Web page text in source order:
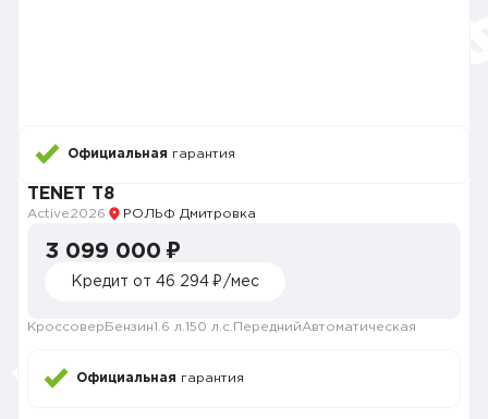
Официальная гарантия
TENET T8
Active2026 РОЛЬФ Дмитровка
3 099 000 ₽
Кредит от 46 294 ₽/мес
Кроссовер Бензин1.6 л. 150 л.с. ПереднийАвтоматическая
Официальная гарантия